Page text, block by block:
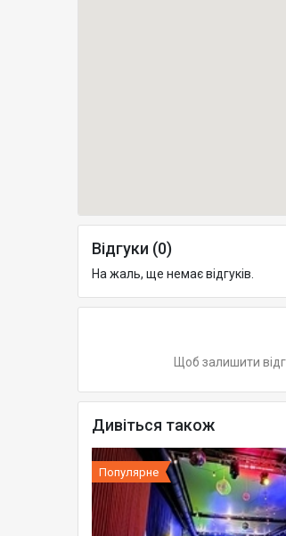
Відгуки (0)
На жаль, ще немає відгуків.
Щоб залишити
Дивіться також
Популярне